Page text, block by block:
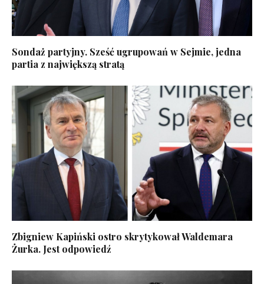
Sondaż partyjny. Sześć ugrupowań w Sejmie, jedna
partia z największą stratą
Zbigniew Kapiński ostro skrytykował Waldemara
Żurka. Jest odpowiedź